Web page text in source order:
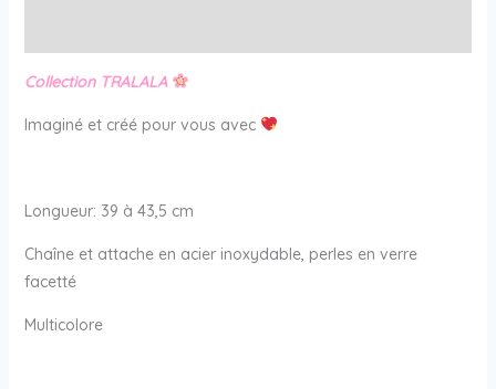
Collection TRALALA
Imaginé et créé pour vous avec
Longueur: 39 à 43,5 cm
Chaîne et attache en acier inoxydable, perles en verre
facetté
Multicolore